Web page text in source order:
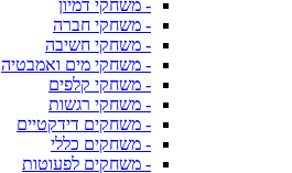
- משחקי דמיון
- משחקי חברה
- משחקי חשיבה
- משחקי מים ואמבטיה
- משחקי קלפים
- משחקי רגשות
- משחקים דידקטיים
- משחקים כללי
- משחקים לפעוטות